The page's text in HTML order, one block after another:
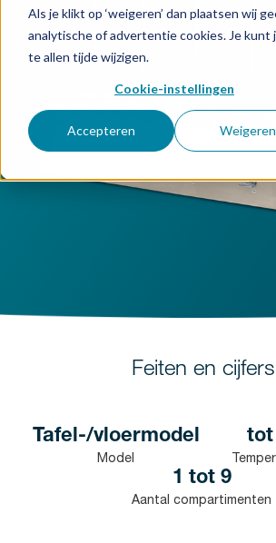
Als je klikt op ‘weigeren’ dan plaatsen wij
analytische of advertentie cookies. Je kunt
te allen tijde wijzigen.
Cookie-instellingen
Accepteren Weigeren
Werken bij
Feiten en cijfers
Tafel-/vloermodel
Model
tot
1 tot 9
Aantal compartimenten